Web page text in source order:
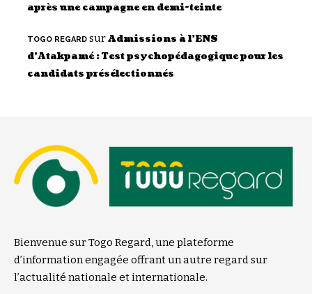
après une campagne en demi-teinte
TOGO REGARD surAdmissions à l’ENS
d’Atakpamé : Test psychopédagogique pour les
candidats présélectionnés
Bienvenue sur Togo Regard, une plateforme
d’information engagée offrant un autre regard sur
l’actualité nationale et internationale.